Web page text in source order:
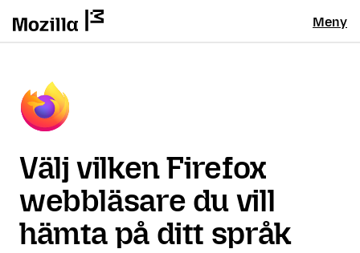
Meny
Välj vilken Firefox
webbläsare du vill
hämta på ditt språk